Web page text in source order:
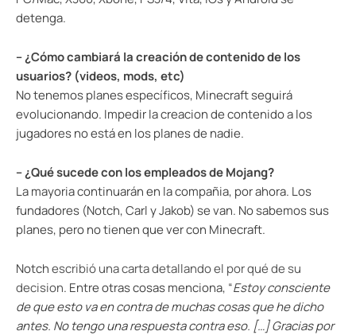
detenga.
– ¿Cómo cambiará la creación de contenido de los
usuarios? (videos, mods, etc)
No tenemos planes específicos, Minecraft seguirá
evolucionando. Impedir la creacion de contenido a los
jugadores no está en los planes de nadie.
– ¿Qué sucede con los empleados de Mojang?
La mayoria continuarán en la compañia, por ahora. Los
fundadores (Notch, Carl y Jakob) se van. No sabemos sus
planes, pero no tienen que ver con Minecraft.
Notchescribió una carta detallando el por qué de su
decision. Entre otras cosas menciona, “Estoy consciente
de que esto va en contra de muchas cosas que he dicho
antes. No tengo una respuesta contra eso. […] Gracias por